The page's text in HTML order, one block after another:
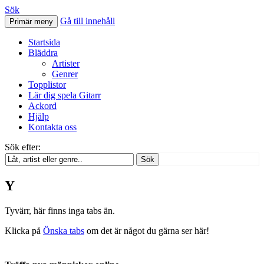
Svenskatabs.se
Sök
Primär meny Gå till innehåll
Startsida
Bläddra
Artister
Genrer
Topplistor
Lär dig spela Gitarr
Ackord
Hjälp
Kontakta oss
Sök efter:
Sök
Y
Tyvärr, här finns inga tabs än.
Klicka på Önska tabs om det är något du gärna ser här!